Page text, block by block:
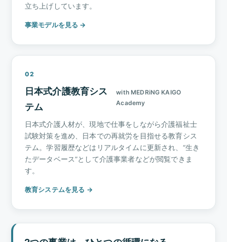
立ち上げしています。
事業モデルを見る →
02
日本式介護教育シス
テム
with MEDRiNG KAIGO
Academy
日本式介護人材が、現地で仕事をしながら介護福祉士
試験対策を進め、日本での再就労を目指せる教育シス
テム。学習履歴などはリアルタイムに更新され、“生き
たデータベース”として介護事業者などが閲覧できま
す。
教育システムを見る →